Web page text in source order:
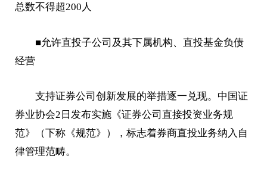
总数不得超200人
■允许直投子公司及其下属机构、直投基金负债
经营
支持证券公司创新发展的举措逐一兑现。中国证
券业协会2日发布实施《证券公司直接投资业务规
范》（下称《规范》），标志着券商直投业务纳入自
律管理范畴。